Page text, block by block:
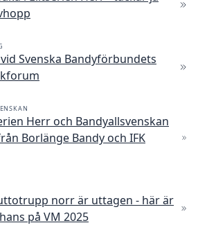
Svenska Bandyförbundets
Herr och Bandyallsvenskan
Borlänge Bandy och IFK
norr är uttagen - här är
på VM 2025